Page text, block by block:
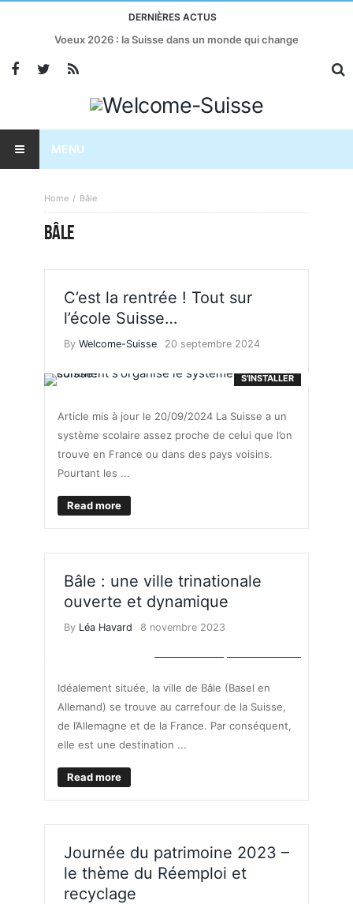
DERNIÈRES ACTUS
Voeux 2026 : la Suisse dans un monde qui change
MENU
Home Bâle
BÂLE
C’est la rentrée ! Tout sur
l’école Suisse…
By Welcome-Suisse 20 septembre 2024
S'INSTALLER
Article mis à jour le 20/09/2024 La Suisse a un
système scolaire assez proche de celui que l’on
trouve en France ou dans des pays voisins.
Pourtant les ...
Read more
Bâle : une ville trinationale
ouverte et dynamique
By Léa Havard 8 novembre 2023
Idéalement située, la ville de Bâle (Basel en
Allemand) se trouve au carrefour de la Suisse,
de l’Allemagne et de la France. Par conséquent,
elle est une destination ...
Read more
Journée du patrimoine 2023 –
le thème du Réemploi et
recyclage